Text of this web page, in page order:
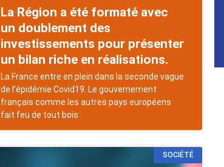
La Région a été formaté avec
un doublement des
investissements pour présenter
un bilan riche en réalisations.
La France entre en plein dans la seconde vague
de l’épidémie Covid19. Le gouvernement
français comme les autres pays européens
fait feu de tout bois
SOCIÉTÉ